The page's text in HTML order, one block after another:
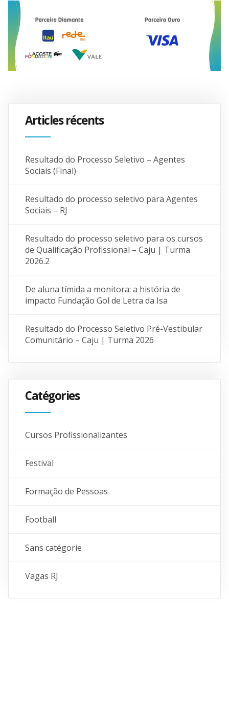
Articles récents
Resultado do Processo Seletivo – Agentes
Sociais (Final)
Resultado do processo seletivo para Agentes
Sociais – RJ
Resultado do processo seletivo para os cursos
de Qualificação Profissional – Caju | Turma
2026.2
De aluna tímida a monitora: a história de
impacto Fundação Gol de Letra da Isa
Resultado do Processo Seletivo Pré-Vestibular
Comunitário – Caju | Turma 2026
Catégories
Cursos Profissionalizantes
Festival
Formação de Pessoas
Football
Sans catégorie
Vagas RJ